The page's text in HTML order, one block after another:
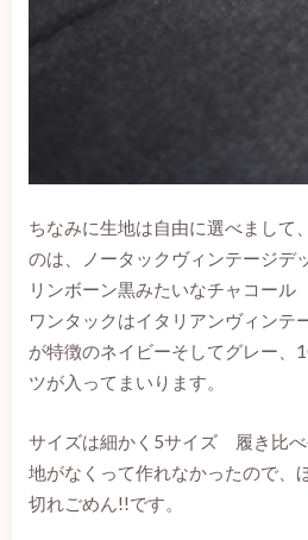
ちなみに生地は自由に選べまして
のは、ノータックヴィンテージデ
リンボーン黒みたいなチャコール
ワンタックはイタリアンヴィンテ
が特徴のネイビーそしてグレー、
ツが入ってまいります。
サイズは細かく5サイズ 履き比
地がなくって作れなかったので、
切れごめん!!です。